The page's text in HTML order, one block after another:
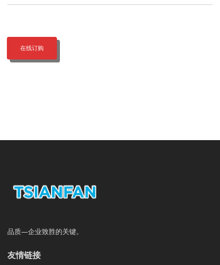
在线订购
品质—企业致胜的关键。
友情链接